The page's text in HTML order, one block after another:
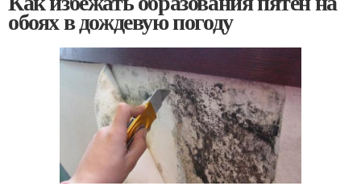
обоях в дождевую погоду